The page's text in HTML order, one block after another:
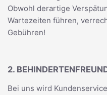
Obwohl derartige
Wartezeiten führen,
Gebühren!
2.
Bei uns wird